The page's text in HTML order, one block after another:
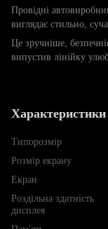
Провідні
виглядає стильно,
Це зручніше,
випустив лінійку
Характеристики
Типорозмір
Розмір екрану
Екран
Роздільна здатність
дисплея